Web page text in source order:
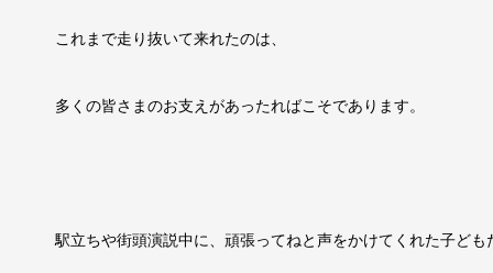
これまで走り抜いて来れたのは、
多くの皆さまのお支えがあったればこそであります。
駅立ちや街頭演説中に、頑張ってねと声をかけてくれた子ども